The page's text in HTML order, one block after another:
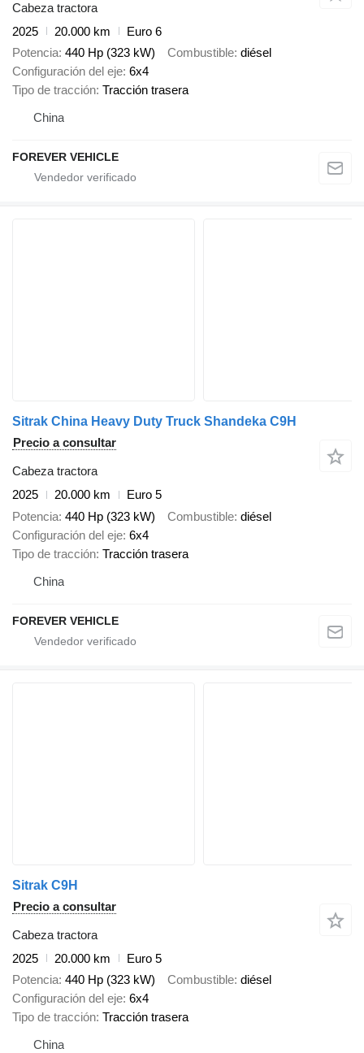
Cabeza tractora
2025
20.000 km
Euro 6
Potencia 440 Hp (323 kW) Combustible diésel
Configuración del eje 6x4
Tipo de tracción Tracción trasera
China
FOREVER VEHICLE
Sitrak China Heavy Duty Truck Shandeka C9H
Precio a consultar
Cabeza tractora
2025
20.000 km
Euro 5
Potencia 440 Hp (323 kW) Combustible diésel
Configuración del eje 6x4
Tipo de tracción Tracción trasera
China
FOREVER VEHICLE
Sitrak C9H
Precio a consultar
Cabeza tractora
2025
20.000 km
Euro 5
Potencia 440 Hp (323 kW) Combustible diésel
Configuración del eje 6x4
Tipo de tracción Tracción trasera
China